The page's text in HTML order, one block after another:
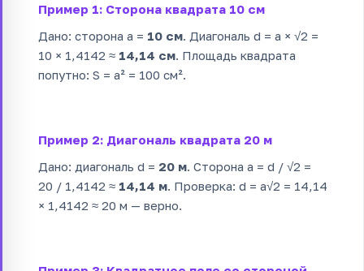
Пример 1: Сторона квадрата 10 см
Дано: сторона a = 10 см. Диагональ d = a × √2 =
10 × 1,4142 ≈ 14,14 см. Площадь квадрата
попутно: S = a² = 100 см².
Пример 2: Диагональ квадрата 20 м
Дано: диагональ d = 20 м. Сторона a = d / √2 =
20 / 1,4142 ≈ 14,14 м. Проверка: d = a√2 = 14,14
× 1,4142 ≈ 20 м — верно.